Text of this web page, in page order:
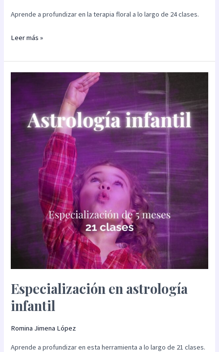
Aprende a profundizar en la terapia floral a lo largo de 24 clases.
Leer más »
Especialización en astrología
infantil
Romina Jimena López
Aprende a profundizar en esta herramienta a lo largo de 21 clases.
infantil